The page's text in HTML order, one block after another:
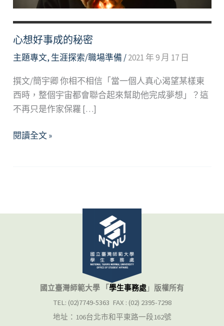
心想好事成的秘密
主題專文, 生涯探索/職場準備/2021 年 9 月 17 日
撰文/簡宇卿 你相不相信「當一個人真心渴望某樣東
西時，整個宇宙都會聯合起來幫助他完成夢想」？這
不再只是作家保羅 […]
心
閱讀全文 »
國立臺灣師範大學 「 學生事務處 」 版權所有
TEL: (02)7749-5363 FAX : (02) 2395-7298
地址：106台北市和平東路一段162號